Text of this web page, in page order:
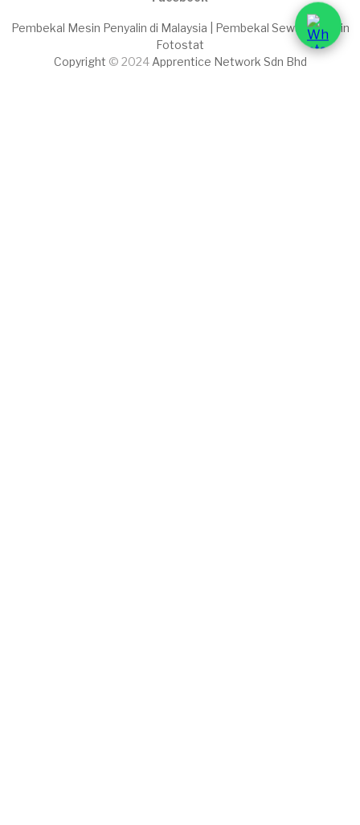
Pembekal Mesin Penyalin di Malaysia | Pembekal Sewaan Mesin
Fotostat
Copyright © 2024 Apprentice Network Sdn Bhd